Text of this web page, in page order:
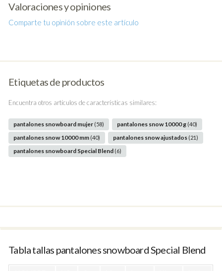
Valoraciones y opiniones
Comparte tu opinión sobre este artículo
Etiquetas de productos
Encuentra otros artículos de características similares:
pantalones snowboard mujer (58) pantalones snow 10000 g (40)
pantalones snow 10000 mm (40) pantalones snow ajustados (21)
pantalones snowboard Special Blend (6)
Tabla tallas pantalones snowboard Special Blend